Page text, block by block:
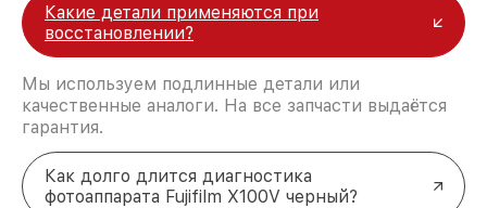
Какие детали применяются при
восстановлении?
Мы используем подлинные детали или
качественные аналоги. На все запчасти выдаётся
гарантия.
Как долго длится диагностика
фотоаппарата Fujifilm X100V черный?